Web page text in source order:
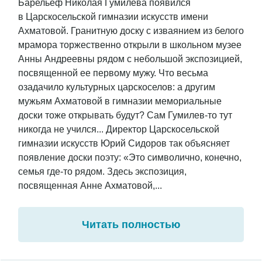
Барельеф Николая Гумилева появился
в Царскосельской гимназии искусств имени
Ахматовой. Гранитную доску с изваянием из белого
мрамора торжественно открыли в школьном музее
Анны Андреевны рядом с небольшой экспозицией,
посвященной ее первому мужу. Что весьма
озадачило культурных царскоселов: а другим
мужьям Ахматовой в гимназии мемориальные
доски тоже открывать будут? Сам Гумилев-то тут
никогда не учился... Директор Царскосельской
гимназии искусств Юрий Сидоров так объясняет
появление доски поэту: «Это символично, конечно,
семья где-то рядом. Здесь экспозиция,
посвященная Анне Ахматовой,...
Читать полностью